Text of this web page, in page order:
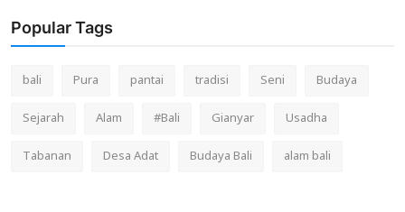
Popular Tags
bali Pura pantai tradisi Seni
Budaya
Sejarah
Alam #Bali Gianyar
Usadha
Tabanan
Desa Adat Budaya Bali alam bali